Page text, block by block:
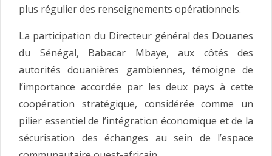
plus régulier des renseignements opérationnels.
La participation du Directeur général des Douanes
du Sénégal, Babacar Mbaye, aux côtés des
autorités douanières gambiennes, témoigne de
l’importance accordée par les deux pays à cette
coopération stratégique, considérée comme un
pilier essentiel de l’intégration économique et de la
sécurisation des échanges au sein de l’espace